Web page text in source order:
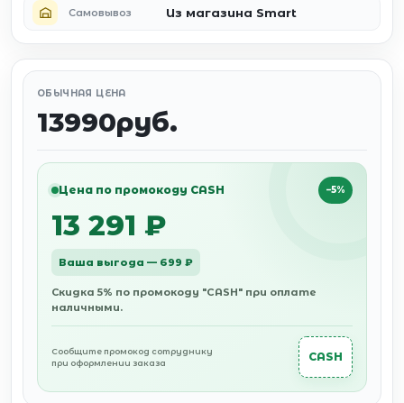
Самовывоз Из магазина Smart
ОБЫЧНАЯ ЦЕНА
13990руб.
Цена по промокоду CASH −5%
13 291 ₽
Ваша выгода — 699 ₽
Скидка 5% по промокоду "CASH" при оплате
наличными.
Сообщите промокод сотруднику
при оформлении заказа
CASH